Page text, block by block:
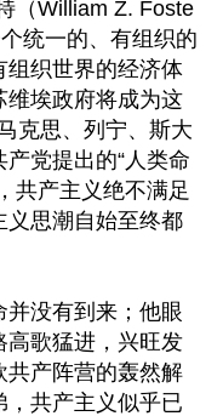
（William Z. Foste
统一的、有组织的
组织世界的经济体
维埃政府将成为这
克思、列宁、斯大
党提出的“人类命
共产主义绝不满足
义思潮自始至终都
没有到来；他眼
高歌猛进，兴旺发
共产阵营的轰然解
共产主义似乎已